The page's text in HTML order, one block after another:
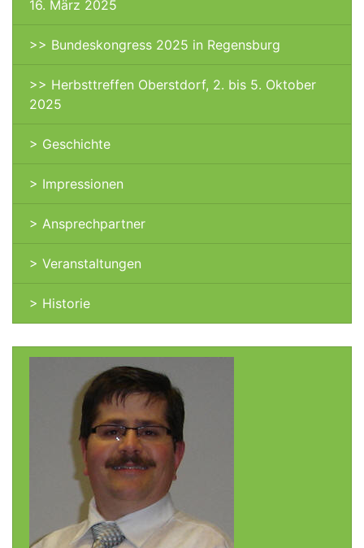
16. März 2025
>> Bundeskongress 2025 in Regensburg
>> Herbsttreffen Oberstdorf, 2. bis 5. Oktober
2025
> Geschichte
> Impressionen
> Ansprechpartner
> Veranstaltungen
> Historie